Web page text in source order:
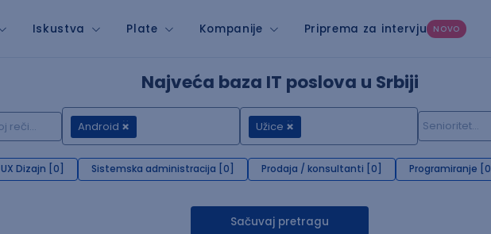
Iskustva Plate Kompanije Priprema za intervju NOVO
Najveća baza IT poslova u Srbiji
Android Užice
UX Dizajn [0] Sistemska administracija [0] Prodaja / konsultanti [0] Programiranje [0]
Sačuvaj pretragu